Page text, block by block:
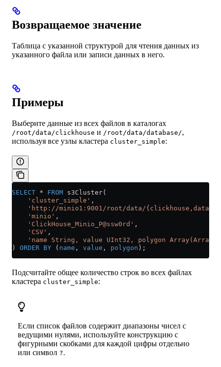
Возвращаемое значение
Таблица с указанной структурой для чтения данных из
указанного файла или записи данных в него.
Примеры
Выберите данные из всех файлов в каталогах
/root/data/clickhouse и /root/data/database/,
используя все узлы кластера cluster_simple:
SELECT * FROM s3Cluster(
    'cluster_simple'
,
'http://minio1:9001/root/data/
    'minio'
,
    'ClickHouse_Minio_P@ssw0rd'
,
    'CSV'
,
'name String, value UInt32, polygon
) ORDER BY ( name , value , polygon );
Подсчитайте общее количество строк во всех файлах
кластера cluster_simple:
Если список файлов содержит диапазоны чисел с
ведущими нулями, используйте конструкцию с
фигурными скобками для каждой цифры отдельно
или символ ?.